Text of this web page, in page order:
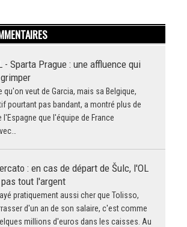
- Sparta Prague : une affluence qui
qu'on veut de Garcia, mais sa Belgique,
pourtant pas bandant, a montré plus de
que l'équipe de France
: en cas de départ de Šulc, l'OL
tout l'argent
pratiquement aussi cher que Tolisso,
d'un an de son salaire, c'est comme
millions d'euros dans les caisses. Au